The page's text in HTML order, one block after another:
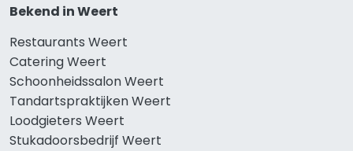
Bekend in Weert
Restaurants Weert
Catering Weert
Schoonheidssalon Weert
Tandartspraktijken Weert
Loodgieters Weert
Stukadoorsbedrijf Weert